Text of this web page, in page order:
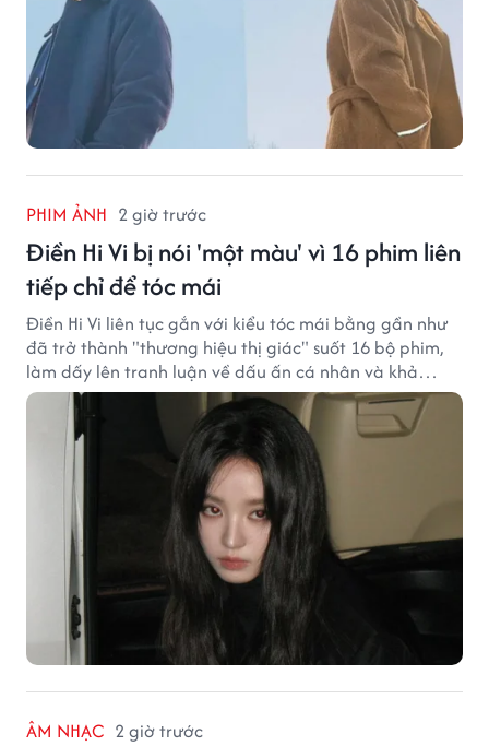
PHIM ẢNH 2 giờ trước
Điền Hi Vi bị nói 'một màu' vì 16 phim liên
tiếp chỉ để tóc mái
Điền Hi Vi liên tục gắn với kiểu tóc mái bằng gần như
đã trở thành "thương hiệu thị giác" suốt 16 bộ phim,
làm dấy lên tranh luận về dấu ấn cá nhân và khả
năng biến hóa trên màn ảnh.
ÂM NHẠC 2 giờ trước